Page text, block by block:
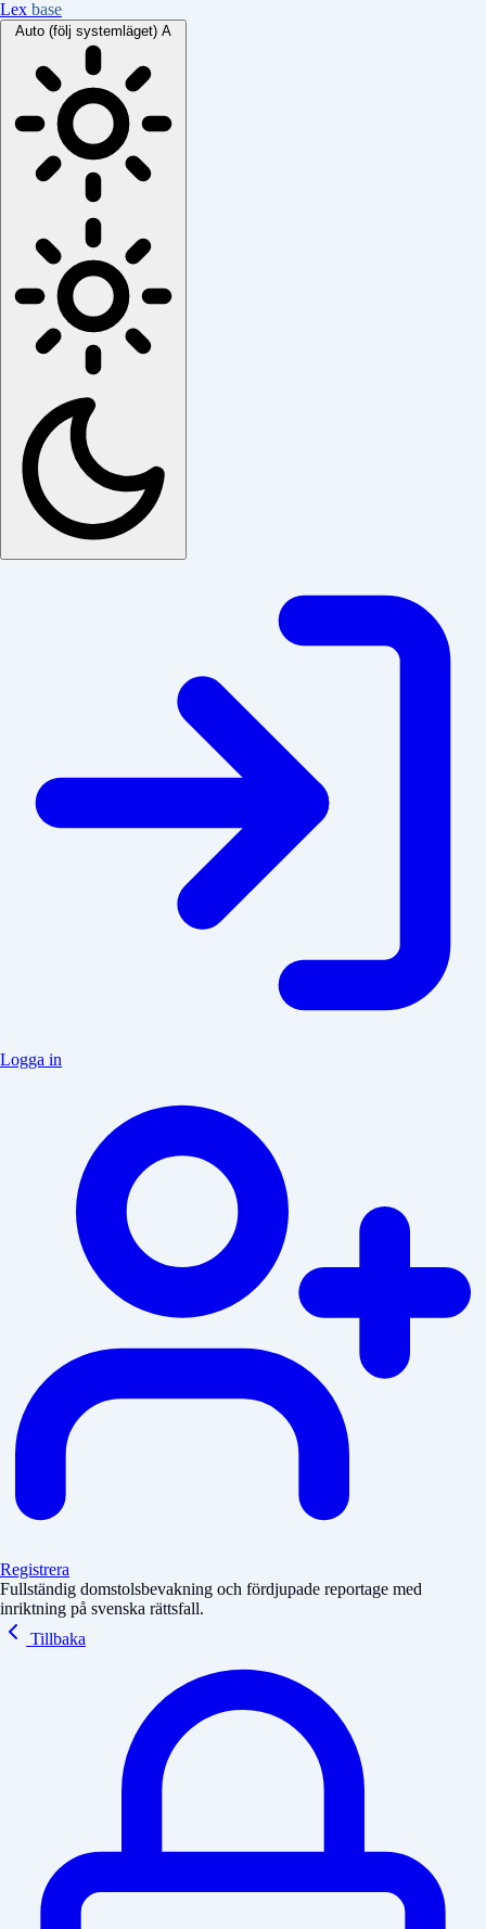
Lex base
Auto (följ systemläget) A
Logga in
Registrera
Fullständig domstolsbevakning och fördjupade reportage med
inriktning på svenska rättsfall.
Tillbaka